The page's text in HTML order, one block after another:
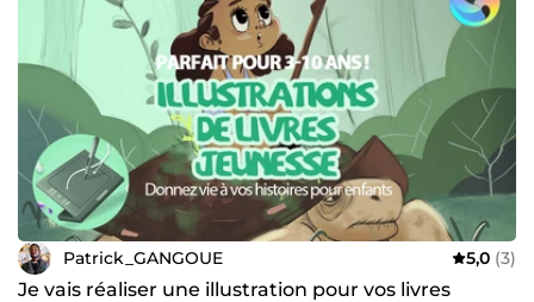
Patrick_GANGOUE 5,0 (3)
Je vais réaliser une illustration pour vos livres